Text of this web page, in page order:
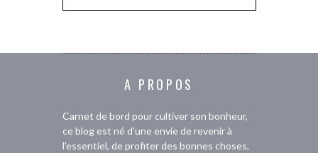
A PROPOS
Carnet de bord pour cultiver son bonheur,
ce blog est né d'une envie de revenir à
l'essentiel, de profiter des bonnes choses,